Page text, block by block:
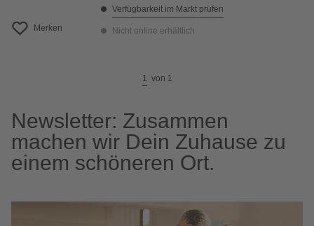
Merken
Verfügbarkeit im Markt prüfen
Nicht online erhältlich
1 von 1
Newsletter: Zusammen
machen wir Dein Zuhause zu
einem schöneren Ort.